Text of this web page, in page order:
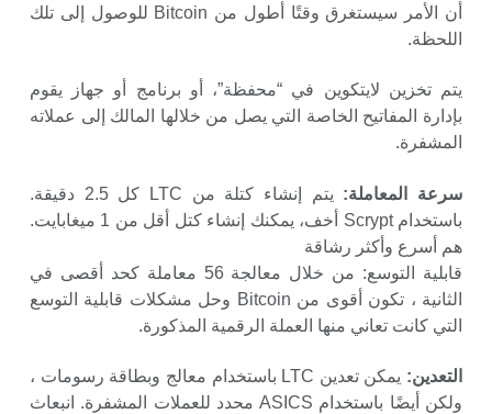
أن الأمر سيستغرق وقتًا أطول من Bitcoin للوصول إلى تلك
اللحظة.
يتم تخزين لايتكوين في “محفظة”، أو برنامج أو جهاز يقوم
بإدارة المفاتيح الخاصة التي يصل من خلالها المالك إلى عملاته
المشفرة.
سرعة المعاملة:
يتم إنشاء كتلة من LTC كل 2.5 دقيقة.
باستخدام Scrypt أخف، يمكنك إنشاء كتل أقل من 1 ميغابايت.
هم أسرع وأكثر رشاقة
قابلية التوسع: من خلال معالجة 56 معاملة كحد أقصى في
الثانية ، تكون أقوى من Bitcoin وحل مشكلات قابلية التوسع
التي كانت تعاني منها العملة الرقمية المذكورة.
التعدين:
يمكن تعدين LTC باستخدام معالج وبطاقة رسومات ،
ولكن أيضًا باستخدام ASICS محدد للعملات المشفرة. انبعاث